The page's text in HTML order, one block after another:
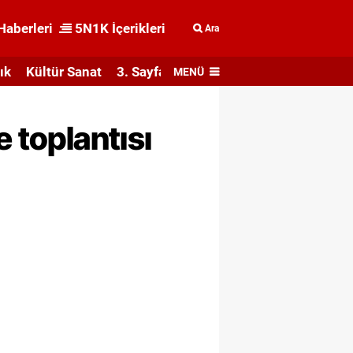
5N1K İçerikleri Ara
Kültür Sanat 3. Sayfa MENÜ
toplantısı